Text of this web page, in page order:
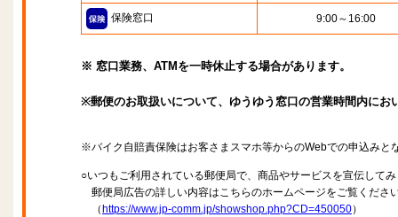
保険窓口 9:00～16:00
※ 窓口業務、ATMを一時休止する場合があります。
※郵便のお取扱いについて、ゆうゆう窓口の営業時間内に
※バイク自賠責保険はお客さまスマホ等からのWebでの申込みと
○いつもご利用されている郵便局で、商品やサービスを宣伝して
郵便局広告の詳しい内容はこちらのホームページをご覧くださ
（ https://www.jp-comm.jp/showshop.php?CD=450050）